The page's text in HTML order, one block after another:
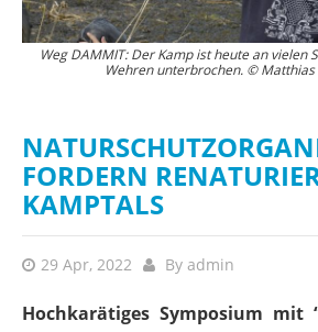
Weg DAMMIT: Der Kamp ist heute an vielen
Wehren unterbrochen. © Matthias
FORDERN
KAMPTALS
29 Apr, 2022 By admin
Hochkarätiges Symposium mit